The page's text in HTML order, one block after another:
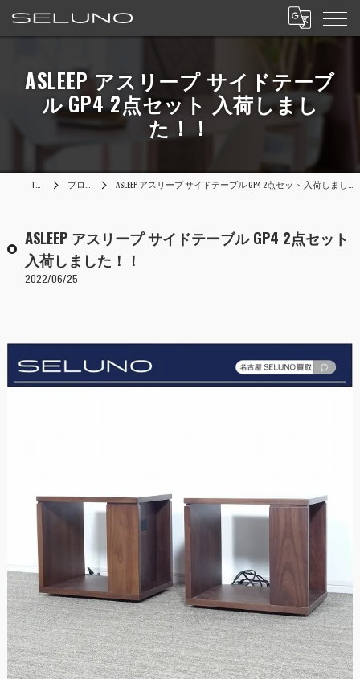
ASLEEP アスリープ サイドテーブ
ル GP4 2点セット 入荷しまし
た！！
TOP ブログ ASLEEP アスリープ サイドテーブル GP4 2点セット 入荷しました！！
ASLEEP アスリープ サイドテーブル GP4 2点セット
入荷しました！！
2022/06/25